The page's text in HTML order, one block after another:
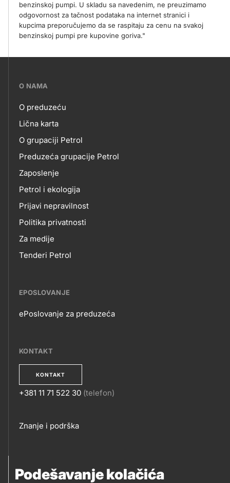
Podešavanje kolačića
benzinskoj pumpi. U skladu sa navedenim, ne preuzimamo
odgovornost za tačnost podataka na internet stranici i
kupcima preporučujemo da se raspitaju za cenu na svakoj
benzinskoj pumpi pre kupovine goriva."
???
skupno.footer-
title???
O NAMA
O
NAMA
O preduzeću
Lična karta
O grupaciji Petrol
Preduzeća grupacije Petrol
Zaposlenje
Petrol i ekologija
Prijavi nepravilnost
Politika privatnosti
Za medije
Tenderi Petrol
EPOSLOVANJE
ePoslovanje za preduzeća
KONTAKT
KONTAKT
+381 11 71 522 30 (telefon)
Footer
Znanje i podrška